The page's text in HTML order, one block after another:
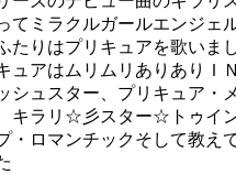
てミラクルガールエンジェ
たりはプリキュアを歌いま
ュアはムリムリありありＩ
シュスター、プリキュア・
キラリ☆彡スター☆トゥイ
・ロマンチックそして教え